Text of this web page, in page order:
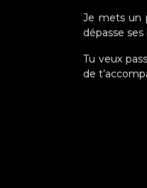
Je mets un
dépasse
Tu veux
de